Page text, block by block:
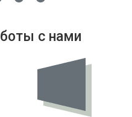
с нами